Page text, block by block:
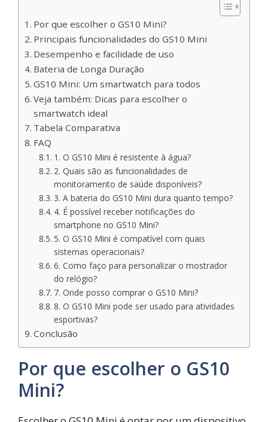
Por que escolher o GS10 Mini?
Principais funcionalidades do GS10 Mini
Desempenho e facilidade de uso
Bateria de Longa Duração
GS10 Mini: Um smartwatch para todos
Veja também: Dicas para escolher o
smartwatch ideal
Tabela Comparativa
FAQ
1. O GS10 Mini é resistente à água?
2. Quais são as funcionalidades de
monitoramento de saúde disponíveis?
3. A bateria do GS10 Mini dura quanto tempo?
4. É possível receber notificações do
smartphone no GS10 Mini?
5. O GS10 Mini é compatível com quais
sistemas operacionais?
6. Como faço para personalizar o mostrador
do relógio?
7. Onde posso comprar o GS10 Mini?
8. O GS10 Mini pode ser usado para atividades
esportivas?
Conclusão
Por que escolher o GS10
Mini?